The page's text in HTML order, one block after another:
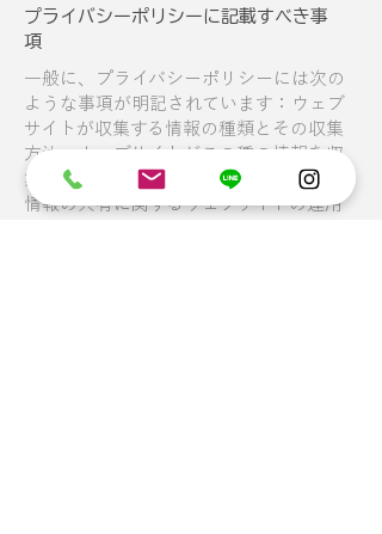
プライバシーポリシーに記載すべき事
項
一般に、プライバシーポリシーには次の
ような事項が明記されています：ウェブ
サイトが収集する情報の種類とその収集
方法、ウェブサイトがこの種の情報を収
集する理由についての説明、第三者との
情報の共有に関するウェブサイトの運用